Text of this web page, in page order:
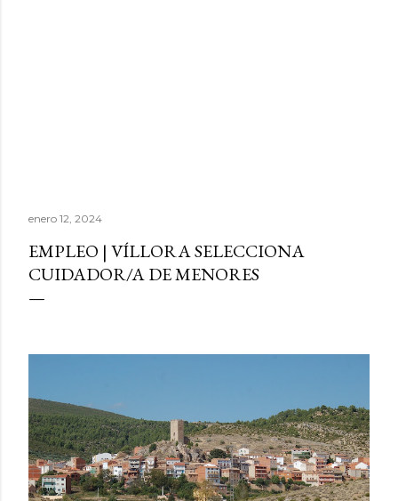
enero 12, 2024
EMPLEO | VÍLLORA SELECCIONA
CUIDADOR/A DE MENORES